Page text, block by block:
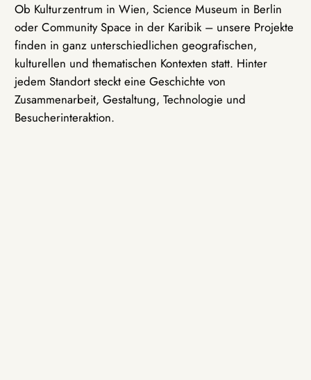
Ob Kulturzentrum in Wien, Science Museum in Berlin
oder Community Space in der Karibik – unsere Projekte
finden in ganz unterschiedlichen geografischen,
kulturellen und thematischen Kontexten statt. Hinter
jedem Standort steckt eine Geschichte von
Zusammenarbeit, Gestaltung, Technologie und
Besucherinteraktion.